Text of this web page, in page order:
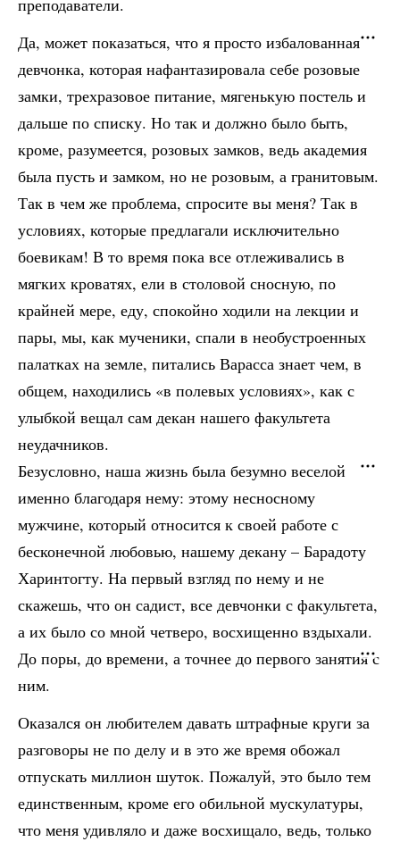
преподаватели.
Да, может показаться, что я просто избалованная
девчонка, которая нафантазировала себе розовые
замки, трехразовое питание, мягенькую постель и
дальше по списку. Но так и должно было быть,
кроме, разумеется, розовых замков, ведь академия
была пусть и замком, но не розовым, а гранитовым.
Так в чем же проблема, спросите вы меня? Так в
условиях, которые предлагали исключительно
боевикам! В то время пока все отлеживались в
мягких кроватях, ели в столовой сносную, по
крайней мере, еду, спокойно ходили на лекции и
пары, мы, как мученики, спали в необустроенных
палатках на земле, питались Варасса знает чем, в
общем, находились «в полевых условиях», как с
улыбкой вещал сам декан нашего факультета
неудачников.
Безусловно, наша жизнь была безумно веселой
именно благодаря нему: этому несносному
мужчине, который относится к своей работе с
бесконечной любовью, нашему декану – Барадоту
Харинтогту. На первый взгляд по нему и не
скажешь, что он садист, все девчонки с факультета,
а их было со мной четверо, восхищенно вздыхали.
До поры, до времени, а точнее до первого занятия с
ним.
Оказался он любителем давать штрафные круги за
разговоры не по делу и в это же время обожал
отпускать миллион шуток. Пожалуй, это было тем
единственным, кроме его обильной мускулатуры,
что меня удивляло и даже восхищало, ведь, только